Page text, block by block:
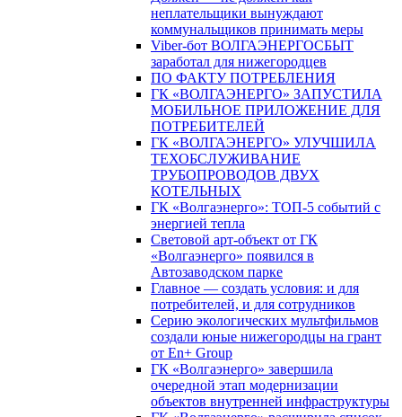
неплательщики вынуждают
коммунальщиков принимать меры
Viber-бот ВОЛГАЭНЕРГОСБЫТ
заработал для нижегородцев
ПО ФАКТУ ПОТРЕБЛЕНИЯ
ГК «ВОЛГАЭНЕРГО» ЗАПУСТИЛА
МОБИЛЬНОЕ ПРИЛОЖЕНИЕ ДЛЯ
ПОТРЕБИТЕЛЕЙ
ГК «ВОЛГАЭНЕРГО» УЛУЧШИЛА
ТЕХОБСЛУЖИВАНИЕ
ТРУБОПРОВОДОВ ДВУХ
КОТЕЛЬНЫХ
ГК «Волгаэнерго»: ТОП-5 событий с
энергией тепла
Световой арт-объект от ГК
«Волгаэнерго» появился в
Автозаводском парке
Главное — создать условия: и для
потребителей, и для сотрудников
Серию экологических мультфильмов
создали юные нижегородцы на грант
от En+ Group
ГК «Волгаэнерго» завершила
очередной этап модернизации
объектов внутренней инфраструктуры